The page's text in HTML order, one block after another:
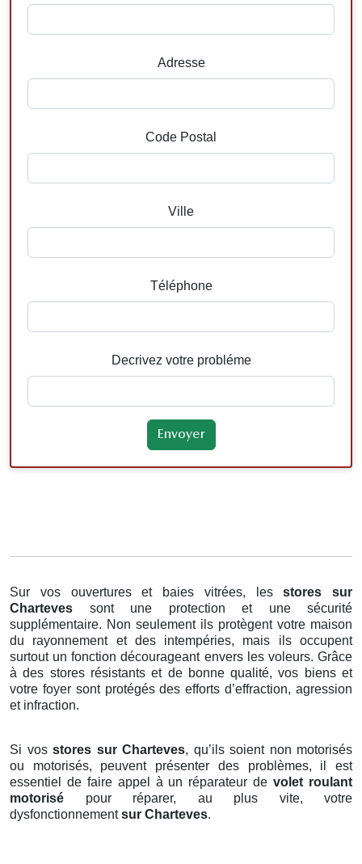
Adresse
Code Postal
Ville
Téléphone
Decrivez votre probléme
Sur vos ouvertures et baies vitrées, lesstores
sur
Charteves sont une protection et une sécurité
supplémentaire. Non seulement ils protègent votre maison
du rayonnement et des intempéries, mais ils occupent
surtout un fonction décourageant envers les voleurs. Grâce
à des stores résistants et de bonne qualité, vos biens et
votre foyer sont protégés des efforts d’effraction, agression
et infraction.
Si vos stores sur Charteves, qu’ils soient non motorisés
ou motorisés, peuvent présenter des problèmes, il est
essentiel de faire appel à un réparateur devolet roulant
motorisé pour réparer, au plus vite, votre
dysfonctionnementsur Charteves.